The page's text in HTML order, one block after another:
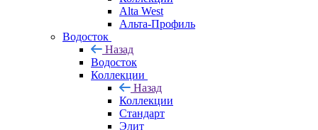
Alta West
Альта-Профиль
Водосток
Назад
Водосток
Коллекции
Назад
Коллекции
Стандарт
Элит